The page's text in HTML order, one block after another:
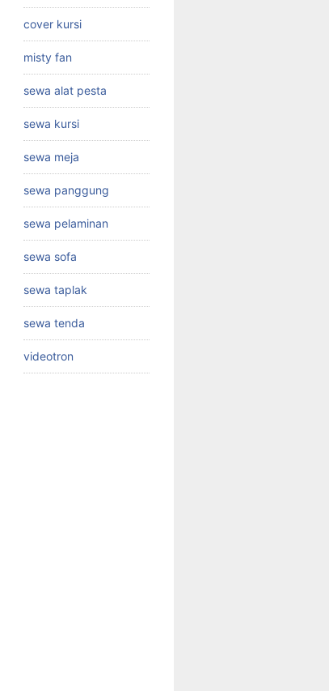
cover kursi
misty fan
sewa alat pesta
sewa kursi
sewa meja
sewa panggung
sewa pelaminan
sewa sofa
sewa taplak
sewa tenda
videotron